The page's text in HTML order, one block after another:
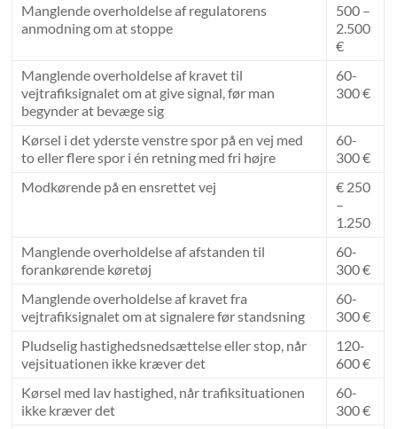
Manglende overholdelse af regulatorens
anmodning om at stoppe
500 –
2.500
€
Manglende overholdelse af kravet til
vejtrafiksignalet om at give signal, før man
begynder at bevæge sig
60-
300 €
Kørsel i det yderste venstre spor på en vej med
to eller flere spor i én retning med fri højre
60-
300 €
Modkørende på en ensrettet vej
€ 250
–
1.250
Manglende overholdelse af afstanden til
forankørende køretøj
60-
300 €
Manglende overholdelse af kravet fra
vejtrafiksignalet om at signalere før standsning
60-
300 €
Pludselig hastighedsnedsættelse eller stop, når
vejsituationen ikke kræver det
120-
600 €
Kørsel med lav hastighed, når trafiksituationen
ikke kræver det
60-
300 €